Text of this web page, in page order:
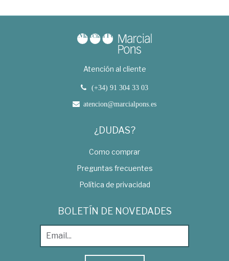
Atención al cliente
(+34) 91 304 33 03
atencion@marcialpons.es
¿DUDAS?
Como comprar
Preguntas frecuentes
Política de privacidad
BOLETÍN DE NOVEDADES